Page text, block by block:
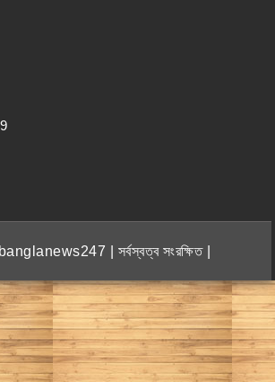
| সর্বস্বত্ব সংরক্ষিত |